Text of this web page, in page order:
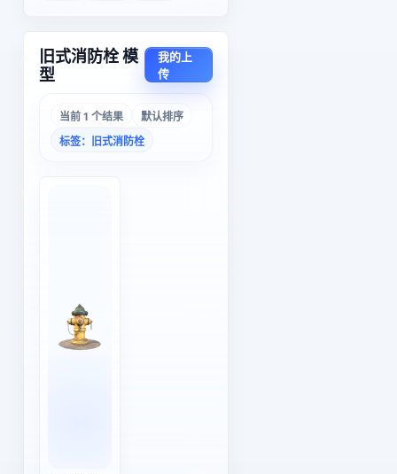
旧式消防栓 模
型
我的上
传
当前 1 个结果
默认排序
标签：旧式消防栓